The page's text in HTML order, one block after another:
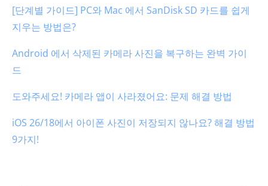
[단계별 가이드] PC와 Mac 에서 SanDisk SD 카드를 쉽게
지우는 방법은?
Android 에서 삭제된 카메라 사진을 복구하는 완벽 가이
드
도와주세요! 카메라 앱이 사라졌어요: 문제 해결 방법
iOS 26/18에서 아이폰 사진이 저장되지 않나요? 해결 방법
9가지!